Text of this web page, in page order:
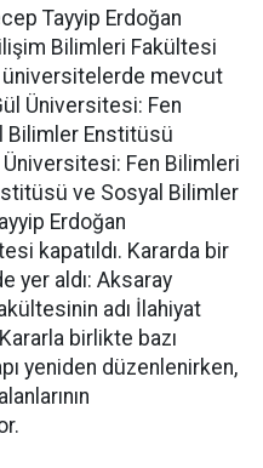
Tayyip Erdoğan
Bilimleri Fakültesi
üniversitelerde mevcut
Üniversitesi: Fen
Bilimler Enstitüsü
Üniversitesi: Fen Bilimleri
ve Sosyal Bilimler
Erdoğan
kapatıldı. Kararda bir
yer aldı: Aksaray
adı İlahiyat
birlikte bazı
yeniden düzenlenirken,